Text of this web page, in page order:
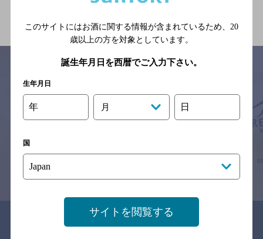
関連ページ
サイトマップ ご意見・ご感想 利用規約
関連リンク
このサイトにはお酒に関する情報が含まれているため、 20
歳以上の方を対象としています。
誕生年月日を西暦でご入力下さい。
生年月日
年 月 日
国
サイトを閲覧する